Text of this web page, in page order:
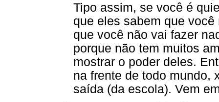
Tipo assim, se você é
que eles sabem que
que você não vai fazer
porque não tem muitos
mostrar o poder deles.
na frente de todo mundo,
saída (da escola). Vem